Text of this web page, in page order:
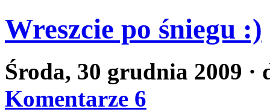
Wreszcie po śniegu :)
Środa, 30 grudnia 2009 ·
Komentarze 6